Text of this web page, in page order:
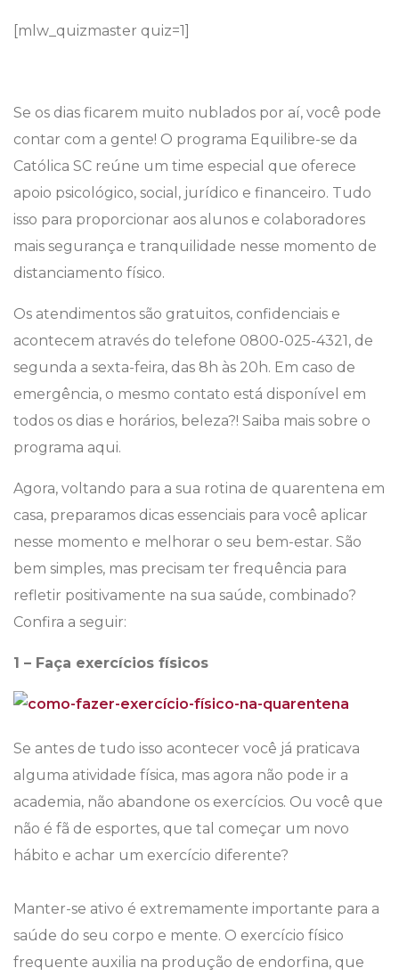
[mlw_quizmaster quiz=1]
Se os dias ficarem muito nublados por aí, você pode
contar com a gente! O programa Equilibre-se da
Católica SC reúne um time especial que oferece
apoio psicológico, social, jurídico e financeiro. Tudo
isso para proporcionar aos alunos e colaboradores
mais segurança e tranquilidade nesse momento de
distanciamento físico.
Os atendimentos são gratuitos, confidenciais e
acontecem através do telefone 0800-025-4321, de
segunda a sexta-feira, das 8h às 20h. Em caso de
emergência, o mesmo contato está disponível em
todos os dias e horários, beleza?! Saiba mais sobre o
programa aqui.
Agora, voltando para a sua rotina de quarentena em
casa, preparamos dicas essenciais para você aplicar
nesse momento e melhorar o seu bem-estar. São
bem simples, mas precisam ter frequência para
refletir positivamente na sua saúde, combinado?
Confira a seguir:
1 – Faça exercícios físicos
Se antes de tudo isso acontecer você já praticava
alguma atividade física, mas agora não pode ir a
academia, não abandone os exercícios. Ou você que
não é fã de esportes, que tal começar um novo
hábito e achar um exercício diferente?
Manter-se ativo é extremamente importante para a
saúde do seu corpo e mente. O exercício físico
frequente auxilia na produção de endorfina, que